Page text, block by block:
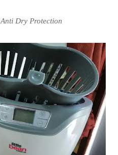
Anti Dry Protection